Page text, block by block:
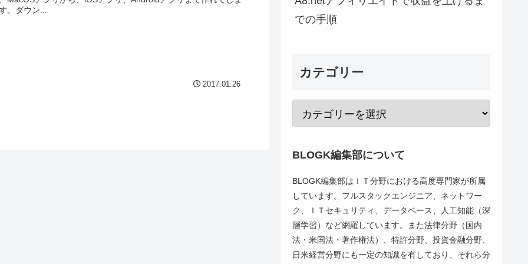
。ダウン...
2017.01.26
での手順
カテゴリー
BLOGK編集部について
BLOGK編集部はＩＴ分野における高度専門家が所属
しています。フルスタックエンジニア、ネットワー
ク、ＩＴセキュリティ、データベース、人工知能（深
層学習）など網羅しています。また法律分野（国内
法・米国法・著作権法）、特許分野、投資金融分野、
日米経営分野にも一定の知識を有しており、それら分